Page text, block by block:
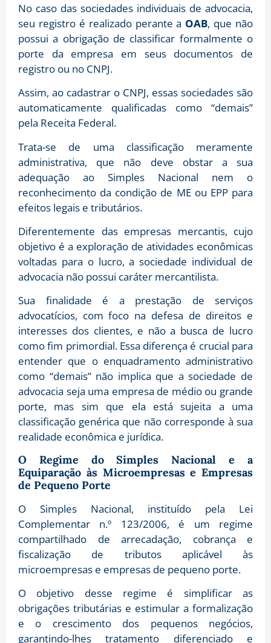
No caso das sociedades individuais de advocacia,
seu registro é realizado perante a OAB, que não
possui a obrigação de classificar formalmente o
porte da empresa em seus documentos de
registro ou no CNPJ.
Assim, ao cadastrar o CNPJ, essas sociedades são
automaticamente qualificadas como “demais”
pela Receita Federal.
Trata-se de uma classificação meramente
administrativa, que não deve obstar a sua
adequação ao Simples Nacional nem o
reconhecimento da condição de ME ou EPP para
efeitos legais e tributários.
Diferentemente das empresas mercantis, cujo
objetivo é a exploração de atividades econômicas
voltadas para o lucro, a sociedade individual de
advocacia não possui caráter mercantilista.
Sua finalidade é a prestação de serviços
advocatícios, com foco na defesa de direitos e
interesses dos clientes, e não a busca de lucro
como fim primordial. Essa diferença é crucial para
entender que o enquadramento administrativo
como “demais” não implica que a sociedade de
advocacia seja uma empresa de médio ou grande
porte, mas sim que ela está sujeita a uma
classificação genérica que não corresponde à sua
realidade econômica e jurídica.
O Regime do Simples Nacional e a
Equiparação às Microempresas e Empresas
de Pequeno Porte
O Simples Nacional, instituído pela Lei
Complementar n.º 123/2006, é um regime
compartilhado de arrecadação, cobrança e
fiscalização de tributos aplicável às
microempresas e empresas de pequeno porte.
O objetivo desse regime é simplificar as
obrigações tributárias e estimular a formalização
e o crescimento dos pequenos negócios,
garantindo-lhes tratamento diferenciado e